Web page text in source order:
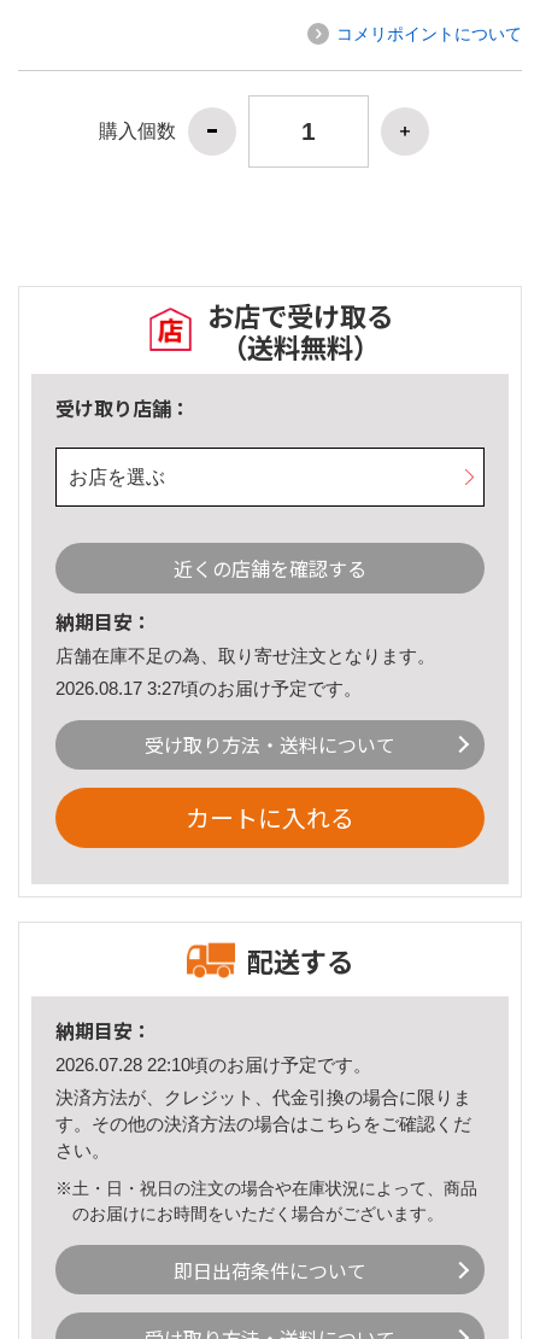
コメリポイントについて
購入個数
お店で受け取る
（送料無料）
受け取り店舗：
お店を選ぶ
近くの店舗を確認する
納期目安：
店舗在庫不足の為、取り寄せ注文となります。
2026.08.17 3:27頃のお届け予定です。
受け取り方法・送料について
カートに入れる
配送する
納期目安：
2026.07.28 22:10頃のお届け予定です。
決済方法が、クレジット、代金引換の場合に限りま
す。その他の決済方法の場合はこちら をご確認くだ
さい。
※土・日・祝日の注文の場合や在庫状況によって、商品
のお届けにお時間をいただく場合がございます。
即日出荷条件について